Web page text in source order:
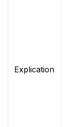
Explication